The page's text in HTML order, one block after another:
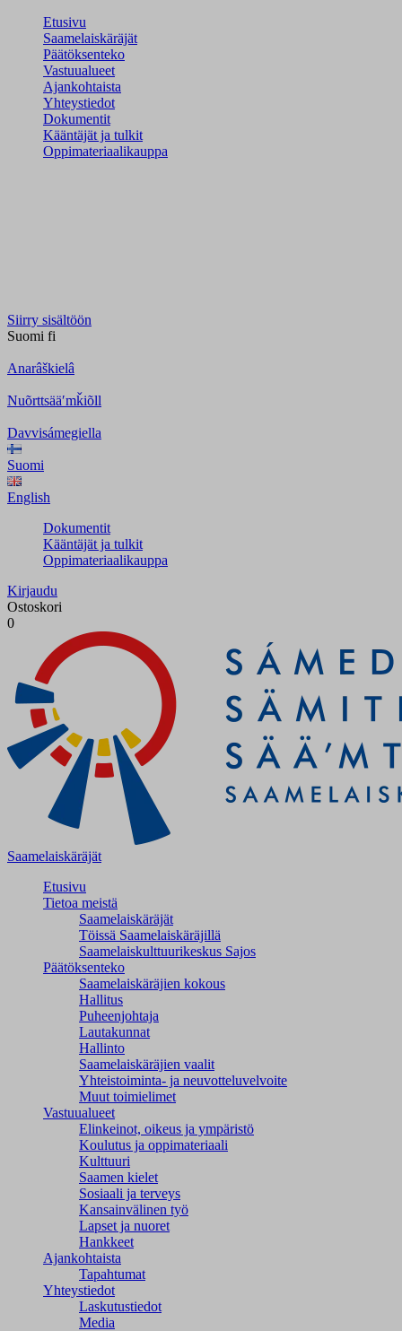
Etusivu
Saamelaiskäräjät
Päätöksenteko
Vastuualueet
Ajankohtaista
Yhteystiedot
Dokumentit
Kääntäjät ja tulkit
Oppimateriaalikauppa
Siirry sisältöön
Suomi fi
Anarâškielâ
Nuõrttsääʹmǩiõll
Davvisámegiella
Suomi
English
Dokumentit
Kääntäjät ja tulkit
Oppimateriaalikauppa
Kirjaudu
Ostoskori
0
Saamelaiskäräjät
Etusivu
Tietoa meistä
Saamelaiskäräjät
Töissä Saamelaiskäräjillä
Saamelaiskulttuuri­keskus Sajos
Päätöksenteko
Saamelaiskäräjien kokous
Hallitus
Puheenjohtaja
Lautakunnat
Hallinto
Saamelaiskäräjien vaalit
Yhteistoiminta- ja neuvotteluvelvoite
Muut toimielimet
Vastuualueet
Elinkeinot, oikeus ja ympäristö
Koulutus ja oppimateriaali
Kulttuuri
Saamen kielet
Sosiaali ja terveys
Kansainvälinen työ
Lapset ja nuoret
Hankkeet
Ajankohtaista
Tapahtumat
Yhteystiedot
Laskutustiedot
Media